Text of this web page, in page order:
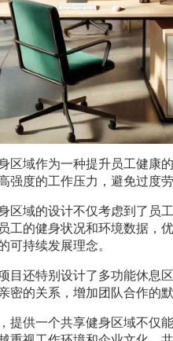
区域作为一种提升员工健康
强度的工作压力，避免过度
区域的设计不仅考虑到了员
工的健身状况和环境数据，
可持续发展理念。
目还特别设计了多功能休息
密的关系，增加团队合作的
提供一个共享健身区域不仅